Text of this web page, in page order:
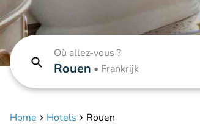
Où allez-vous ?
Rouen • Frankrijk
Home Hotels Rouen